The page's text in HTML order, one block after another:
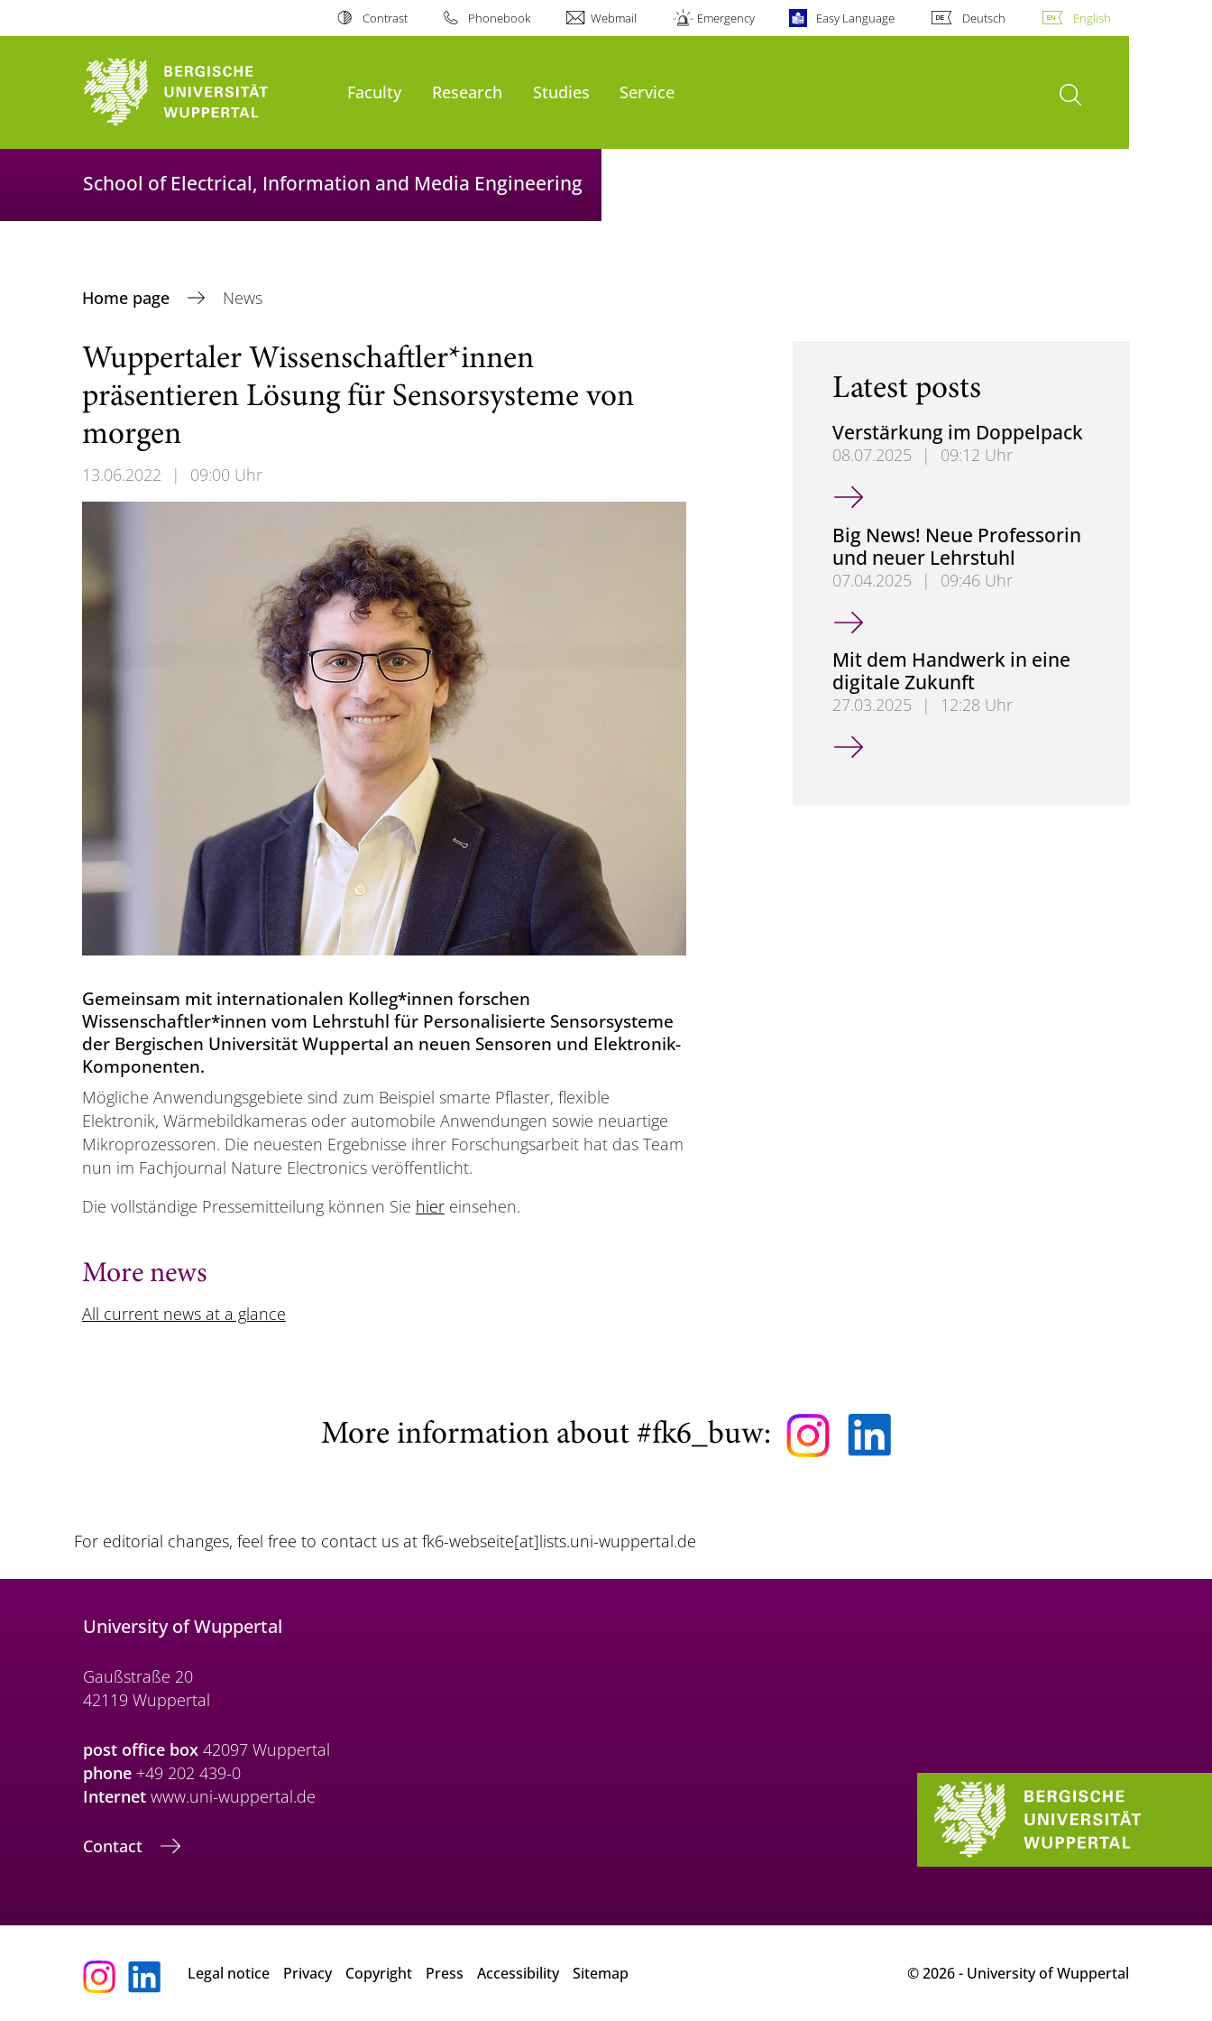
Contrast Phonebook Webmail Emergency Easy Language Deutsch English
Faculty Research Studies Service open search
School of Electrical, Information and Media Engineering
Home page News
Wuppertaler Wissenschaftler*innen
präsentieren Lösung für Sensorsysteme von
morgen
13.06.2022 | 09:00 Uhr
Gemeinsam mit internationalen Kolleg*innen forschen
Wissenschaftler*innen vom Lehrstuhl für Personalisierte Sensorsysteme
der Bergischen Universität Wuppertal an neuen Sensoren und Elektronik-
Komponenten.
Mögliche Anwendungsgebiete sind zum Beispiel smarte Pflaster, flexible
Elektronik, Wärmebildkameras oder automobile Anwendungen sowie neuartige
Mikroprozessoren. Die neuesten Ergebnisse ihrer Forschungsarbeit hat das Team
nun im Fachjournal Nature Electronics veröffentlicht.
Die vollständige Pressemitteilung können Sie hiereinsehen.
More news
All current news at a glance
Latest posts
Verstärkung im Doppelpack
08.07.2025 |
09:12 Uhr
Verstärkung im Doppelpack
Big News! Neue Professorin
und neuer Lehrstuhl
07.04.2025 |
09:46 Uhr
Big News! Neue Professorin und neuer Lehrstuhl
Mit dem Handwerk in eine
digitale Zukunft
27.03.2025 |
12:28 Uhr
Mit dem Handwerk in eine digitale Zukunft
More information about #fk6_buw:
For editorial changes, feel free to contact us at fk6-webseite[at]lists.uni-wuppertal.de
University of Wuppertal
Gaußstraße 20
42119 Wuppertal
post office box 42097 Wuppertal
phone +49 202 439-0
Internet www.uni-wuppertal.de
Contact
Legal notice Privacy Copyright Press Accessibility Sitemap © 2026 - University of Wuppertal